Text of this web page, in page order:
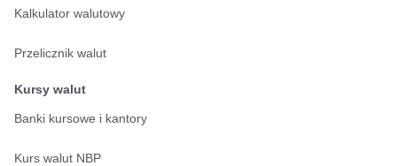
Kalkulator walutowy
Przelicznik walut
Kursy walut
Banki kursowe i kantory
Kurs walut NBP